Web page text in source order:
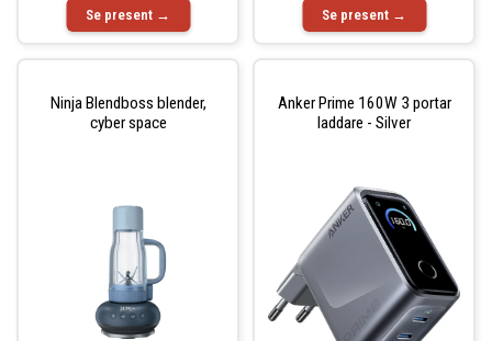
Se present → Se present →
Ninja Blendboss blender,
cyber space
Anker Prime 160W 3 portar
laddare - Silver